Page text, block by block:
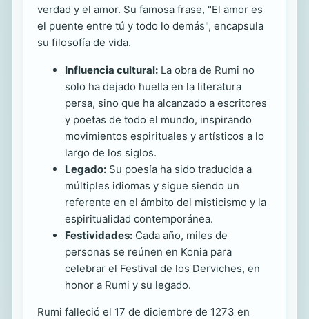
verdad y el amor. Su famosa frase, "El amor es
el puente entre tú y todo lo demás", encapsula
su filosofía de vida.
Influencia cultural: La obra de Rumi no
solo ha dejado huella en la literatura
persa, sino que ha alcanzado a escritores
y poetas de todo el mundo, inspirando
movimientos espirituales y artísticos a lo
largo de los siglos.
Legado: Su poesía ha sido traducida a
múltiples idiomas y sigue siendo un
referente en el ámbito del misticismo y la
espiritualidad contemporánea.
Festividades: Cada año, miles de
personas se reúnen en Konia para
celebrar el Festival de los Derviches, en
honor a Rumi y su legado.
Rumi falleció el 17 de diciembre de 1273 en